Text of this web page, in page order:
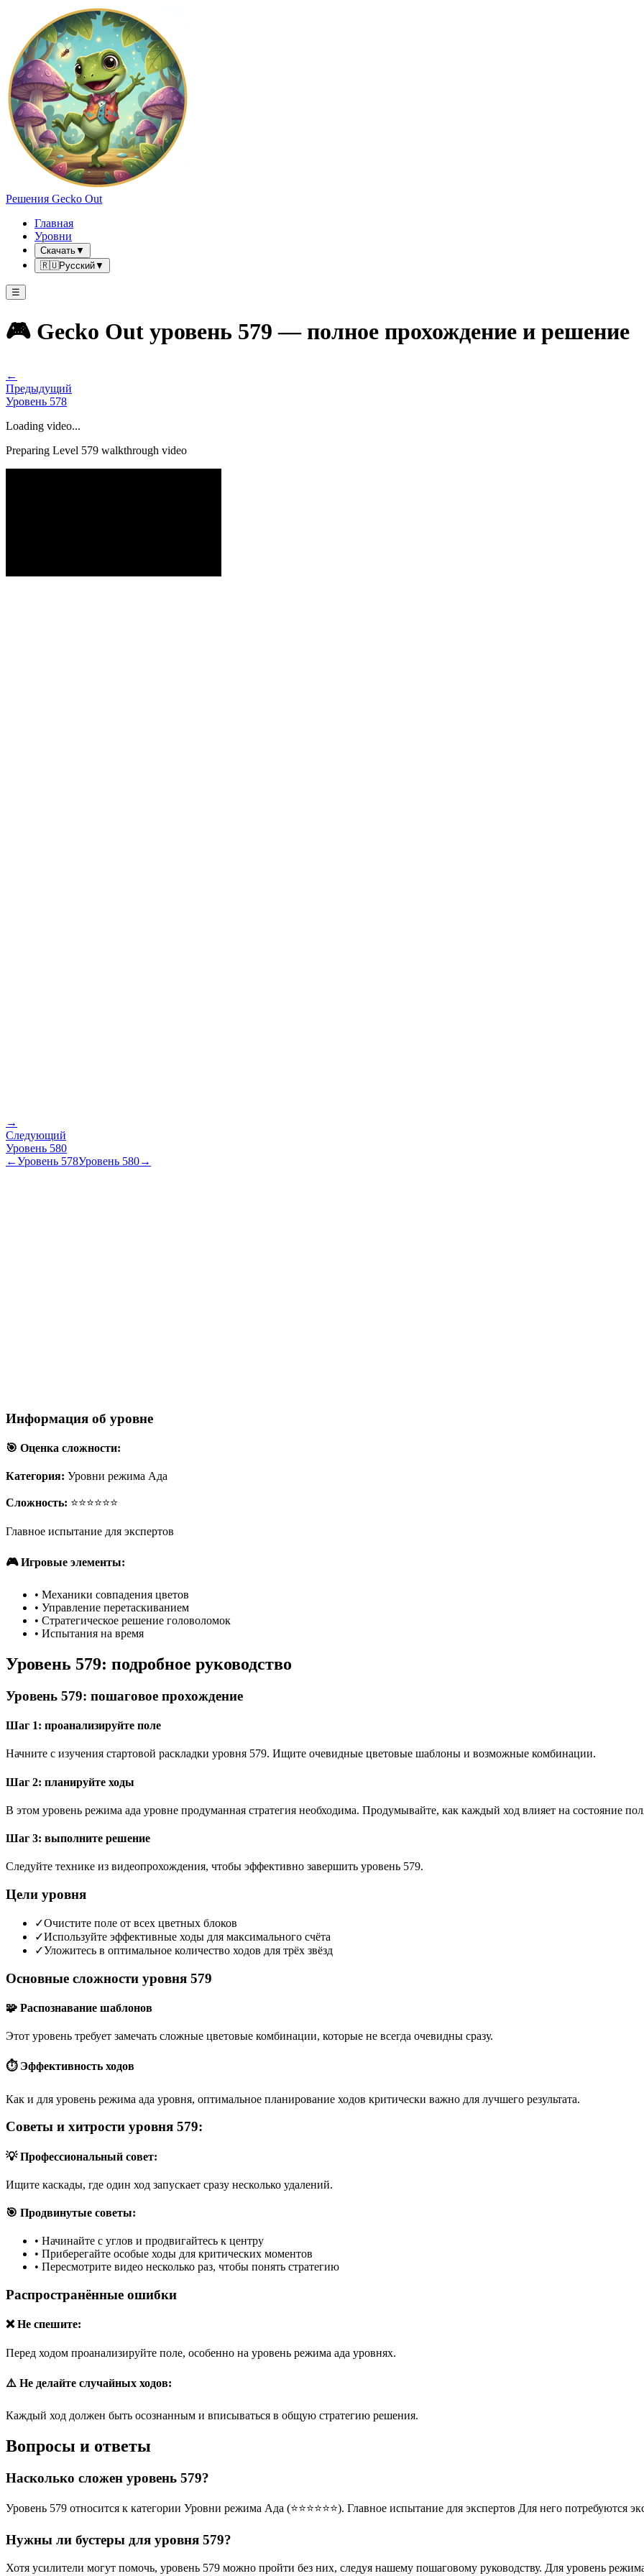
Решения Gecko Out
Главная
Уровни
Скачать▼
🇷🇺Русский▼
☰
🎮 Gecko Out уровень 579 — полное прохождение и решение
←
Предыдущий
Уровень 578
Loading video...
Preparing Level 579 walkthrough video
→
Следующий
Уровень 580
←Уровень 578Уровень 580→
Информация об уровне
🎯 Оценка сложности:
Категория: Уровни режима Ада
Сложность: ⭐⭐⭐⭐⭐⭐
Главное испытание для экспертов
🎮 Игровые элементы:
• Механики совпадения цветов
• Управление перетаскиванием
• Стратегическое решение головоломок
• Испытания на время
Уровень 579: подробное руководство
Уровень 579: пошаговое прохождение
Шаг 1: проанализируйте поле
Начните с изучения стартовой раскладки уровня 579. Ищите очевидные цветовые шаблоны и возможные комбинации.
Шаг 2: планируйте ходы
В этом уровень режима ада уровне продуманная стратегия необходима. Продумывайте, как каждый ход влияет на состояние
Шаг 3: выполните решение
Следуйте технике из видеопрохождения, чтобы эффективно завершить уровень 579.
Цели уровня
✓Очистите поле от всех цветных блоков
✓Используйте эффективные ходы для максимального счёта
✓Уложитесь в оптимальное количество ходов для трёх звёзд
Основные сложности уровня 579
🧩 Распознавание шаблонов
Этот уровень требует замечать сложные цветовые комбинации, которые не всегда очевидны сразу.
⏱️ Эффективность ходов
Как и для уровень режима ада уровня, оптимальное планирование ходов критически важно для лучшего результата.
Советы и хитрости уровня 579:
💡 Профессиональный совет:
Ищите каскады, где один ход запускает сразу несколько удалений.
🎯 Продвинутые советы:
• Начинайте с углов и продвигайтесь к центру
• Приберегайте особые ходы для критических моментов
• Пересмотрите видео несколько раз, чтобы понять стратегию
Распространённые ошибки
❌ Не спешите:
Перед ходом проанализируйте поле, особенно на уровень режима ада уровнях.
⚠️ Не делайте случайных ходов:
Каждый ход должен быть осознанным и вписываться в общую стратегию решения.
Вопросы и ответы
Насколько сложен уровень 579?
Уровень 579 относится к категории Уровни режима Ада (⭐⭐⭐⭐⭐⭐). Главное испытание для экспертов Для него потребуются
Нужны ли бустеры для уровня 579?
Хотя усилители могут помочь, уровень 579 можно пройти без них, следуя нашему пошаговому руководству. Для уровень